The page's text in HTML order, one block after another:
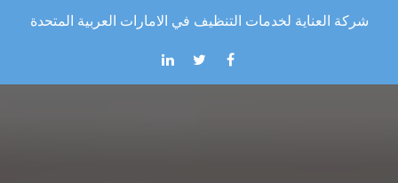
Skip to the content
شركة العناية لخدمات التنظيف في الامارات العربية المتحدة